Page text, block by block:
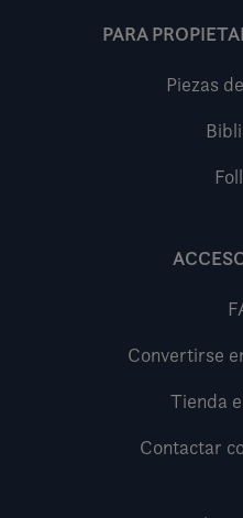
PARA
Piezas
Convertirse
Tienda
Contactar